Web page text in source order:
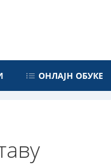
ОНЛАЈН ОБУКЕ